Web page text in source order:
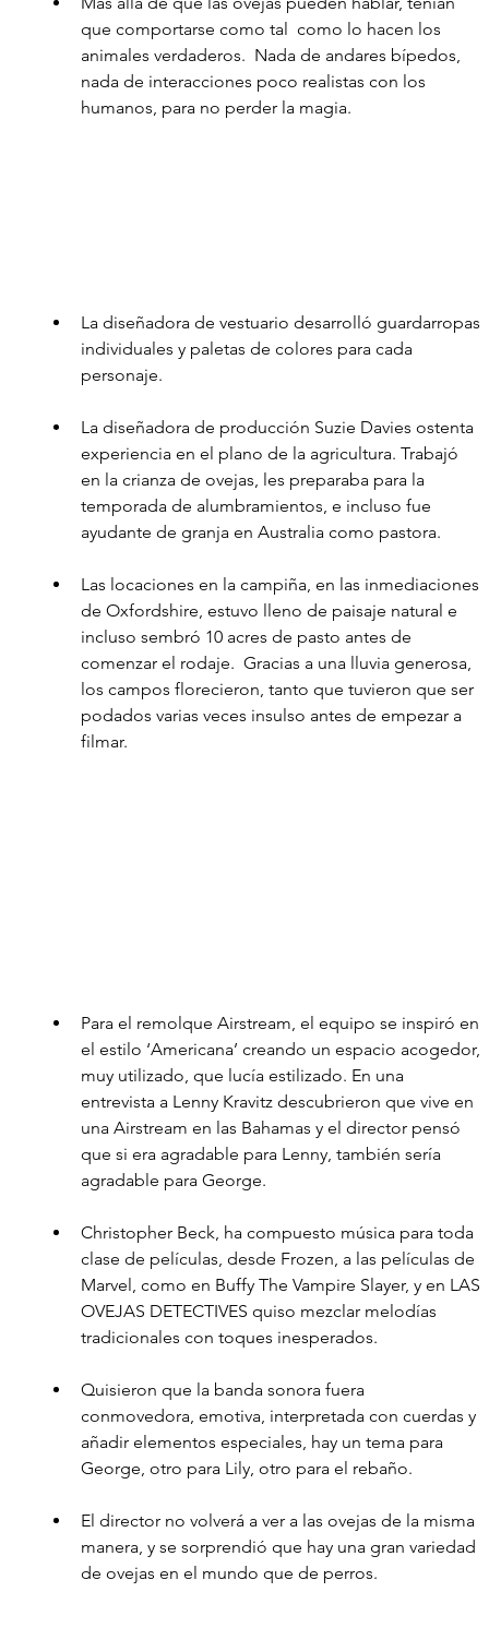
que comportarse como tal  como lo hacen los
animales verdaderos.  Nada de andares bípedos,
nada de interacciones poco realistas con los
humanos, para no perder la magia.
La diseñadora de vestuario desarrolló guardarropas
individuales y paletas de colores para cada
personaje.
La diseñadora de producción Suzie Davies ostenta
experiencia en el plano de la agricultura. Trabajó
en la crianza de ovejas, les preparaba para la
temporada de alumbramientos, e incluso fue
ayudante de granja en Australia como pastora.
Las locaciones en la campiña, en las inmediaciones
de Oxfordshire, estuvo lleno de paisaje natural e
incluso sembró 10 acres de pasto antes de
comenzar el rodaje.  Gracias a una lluvia generosa,
los campos florecieron, tanto que tuvieron que ser
podados varias veces insulso antes de empezar a
filmar.
Para el remolque Airstream, el equipo se inspiró en
el estilo ‘Americana’ creando un espacio acogedor,
muy utilizado, que lucía estilizado. En una
entrevista a Lenny Kravitz descubrieron que vive en
una Airstream en las Bahamas y el director pensó
que si era agradable para Lenny, también sería
agradable para George.
Christopher Beck, ha compuesto música para toda
clase de películas, desde Frozen, a las películas de
Marvel, como en Buffy The Vampire Slayer, y en LAS
OVEJAS DETECTIVES quiso mezclar melodías
tradicionales con toques inesperados.
Quisieron que la banda sonora fuera
conmovedora, emotiva, interpretada con cuerdas y
añadir elementos especiales, hay un tema para
George, otro para Lily, otro para el rebaño.
El director no volverá a ver a las ovejas de la misma
manera, y se sorprendió que hay una gran variedad
de ovejas en el mundo que de perros.